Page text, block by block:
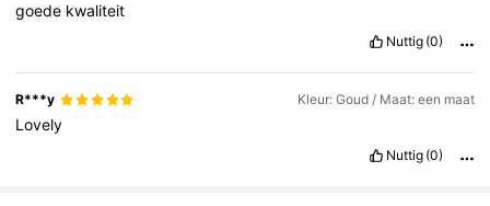
goede kwaliteit
Nuttig (0)
R***y Kleur: Goud / Maat: een maat
Lovely
Nuttig (0)